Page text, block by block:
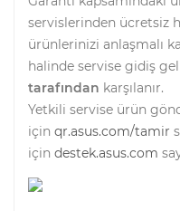
servislerinden ücretsiz
ürünlerinizi anlaşmalı
halinde servise gidiş
tarafından karşılanır.
Yetkili servise ürün
için qr.asus.com/tamir
için destek.asus.com